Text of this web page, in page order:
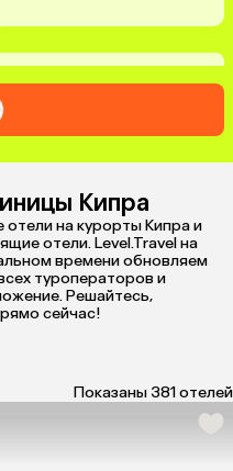
Кипра
на курорты Кипра и
отели. Level.Travel на
времени обновляем
туроператоров и
Решайтесь,
сейчас!
Показаны 381 отелей